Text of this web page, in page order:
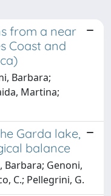
from a near
Coast and
Barbara;
Martina;
Garda lake,
balance
Barbara; Genoni,
C.; Pellegrini, G.